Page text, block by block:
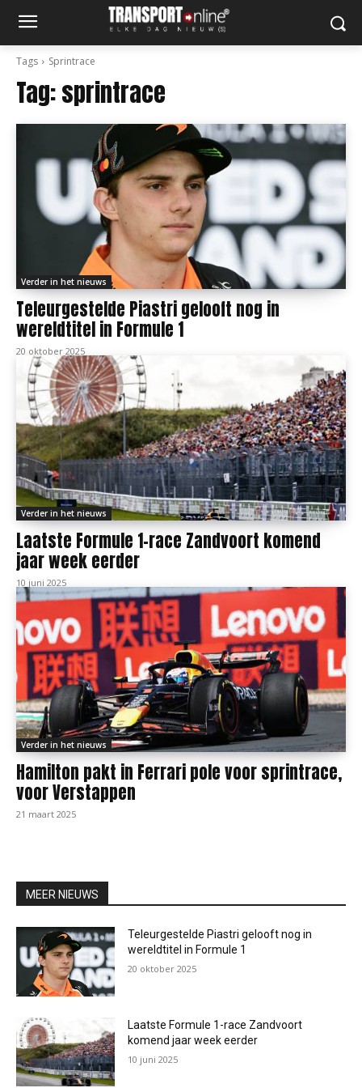
Tags Sprintrace
Tag:sprintrace
Verder in het nieuws
Teleurgestelde Piastri gelooft nog in
wereldtitel in Formule 1
20 oktober 2025
Verder in het nieuws
Laatste Formule 1-race Zandvoort komend
jaar week eerder
10 juni 2025
Verder in het nieuws
Hamilton pakt in Ferrari pole voor sprintrace,
voor Verstappen
21 maart 2025
MEER NIEUWS
Teleurgestelde Piastri gelooft nog in
wereldtitel in Formule 1
20 oktober 2025
Laatste Formule 1-race Zandvoort
komend jaar week eerder
10 juni 2025